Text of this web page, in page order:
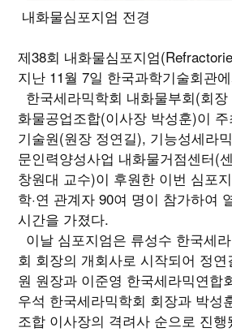
내화물심포지엄 전경
제38회 내화물심포지엄
지난 11월 7일 한국과학기술회관
한국세라믹학회 내화물부회(회
화물공업조합(이사장 박성훈)이
기술원(원장 정연길), 기능성세라
문인력양성사업 내화물거점센터(
창원대 교수)이 후원한 이번 심포
학·연 관계자 90여 명이 참가하여
시간을 가졌다.
이날 심포지엄은 류성수 한국세
회 회장의 개회사로 시작되어 정
원 원장과 이준영 한국세라믹연합
우석 한국세라믹학회 회장과 박성
조합 이사장의 격려사 순으로 진행